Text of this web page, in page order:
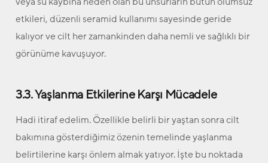
etkileri, düzenli seramid kullanımı sayesinde geride
kalıyor ve cilt her zamankinden daha nemli ve sağlıklı bir
görünüme kavuşuyor.
3.3. Yaşlanma Etkilerine Karşı Mücadele
Hadi itiraf edelim. Özellikle belirli bir yaştan sonra cilt
bakımına gösterdiğimiz özenin temelinde yaşlanma
belirtilerine karşı önlem almak yatıyor. İşte bu noktada